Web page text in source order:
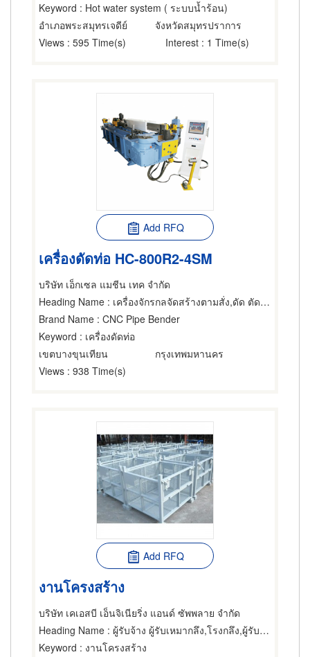
Keyword : Hot water system ( ระบบน้ำร้อน)
อำเภอพระสมุทรเจดีย์
จังหวัดสมุทรปราการ
Views : 595 Time(s) Interest : 1 Time(s)
Add RFQ
เครื่องดัดท่อ HC-800R2-4SM
บริษัท เอ็กเซล แมชีน เทค จำกัด
Heading Name : เครื่องจักรกลจัดสร้างตามสั่ง,ดัด ตัดและรีดลวด,ผู้รับเหมาทำท่อ
Brand Name : CNC Pipe Bender
Keyword : เครื่องดัดท่อ
เขตบางขุนเทียน
กรุงเทพมหานคร
Views : 938 Time(s)
Add RFQ
งานโครงสร้าง
บริษัท เคเอสบี เอ็นจิเนียริ่ง แอนด์ ซัพพลาย จำกัด
Heading Name : ผู้รับจ้าง ผู้รับเหมากลึง,โรงกลึง,ผู้รับเหมาทำท่อ
Keyword : งานโครงสร้าง